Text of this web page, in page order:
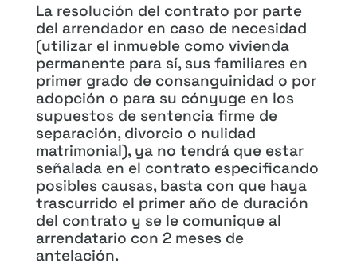
La resolución del contrato por parte
del arrendador en caso de necesidad
(utilizar el inmueble como vivienda
permanente para sí, sus familiares en
primer grado de consanguinidad o por
adopción o para su cónyuge en los
supuestos de sentencia firme de
separación, divorcio o nulidad
matrimonial), ya no tendrá que estar
señalada en el contrato especificando
posibles causas, basta con que haya
trascurrido el primer año de duración
del contrato y se le comunique al
arrendatario con 2 meses de
antelación.